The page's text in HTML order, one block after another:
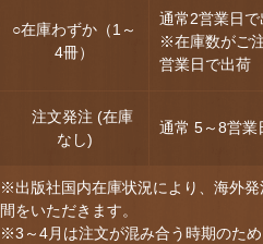
○在庫わずか（1～
4冊）
通常2営業日で
※在庫数がご
営業日で出荷
注文発注 (在庫
なし)
通常 5～8営業
※出版社国内在庫状況により、海外
間をいただきます。
※3～4月は注文が混み合う時期のた